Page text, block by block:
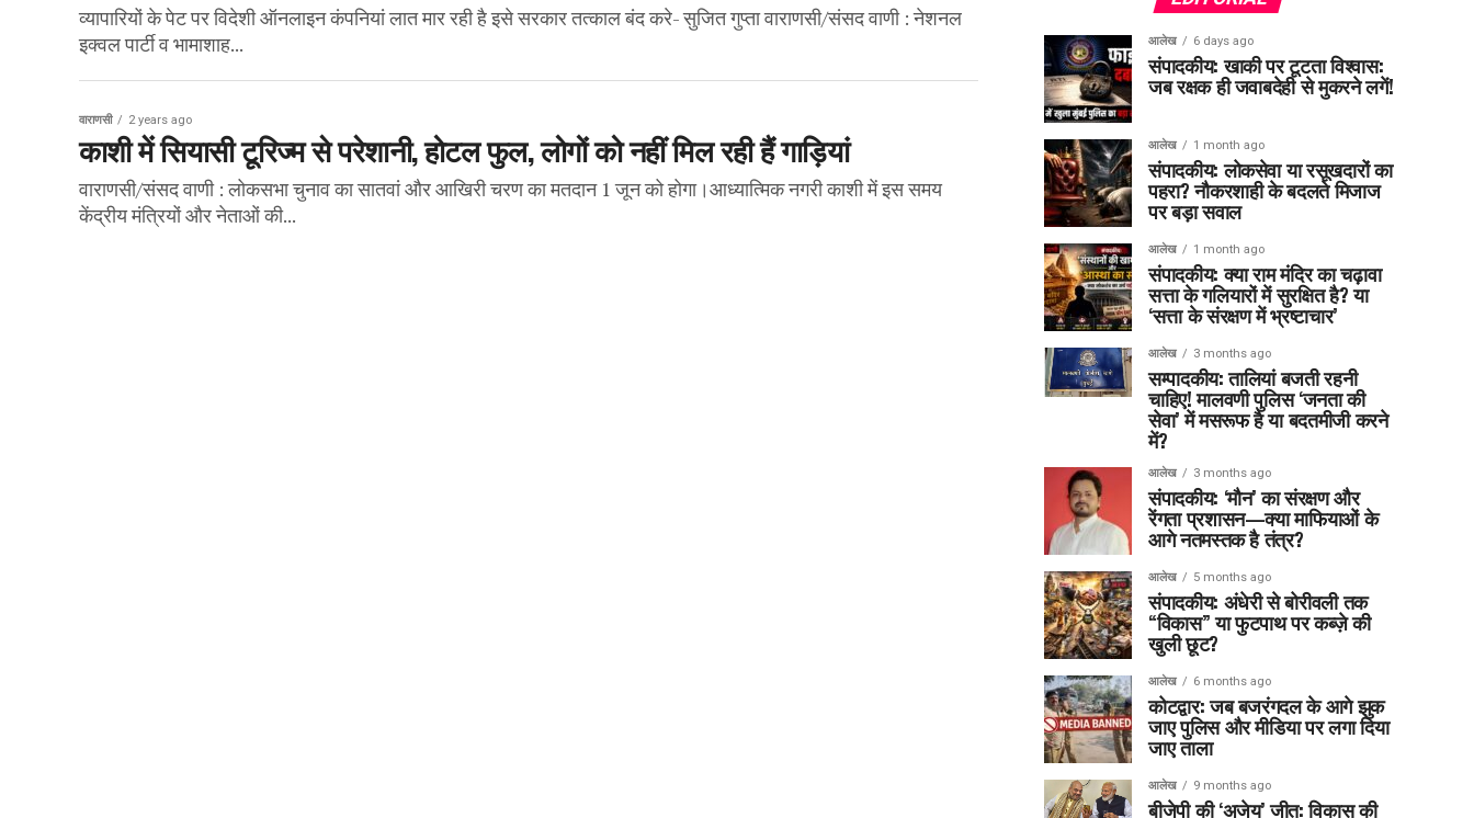
व्यापारियों के पेट पर विदेशी ऑनलाइन कंपनियां लात मार रही है इसे सरकार तत्काल बंद करे- सुजित गुप्ता वाराणसी/संसद वाणी : नेशनल
इक्वल पार्टी व भामाशाह...
वाराणसी 2 years ago
काशी में सियासी टूरिज्म से परेशानी, होटल फुल, लोगों को नहीं मिल रही हैं गाड़ियां
वाराणसी/संसद वाणी : लोकसभा चुनाव का सातवां और आखिरी चरण का मतदान 1 जून को होगा।आध्यात्मिक नगरी काशी में इस समय
केंद्रीय मंत्रियों और नेताओं की...
आलेख 6 days ago
संपादकीय: खाकी पर टूटता विश्वास:
जब रक्षक ही जवाबदेही से मुकरने लगें!
आलेख 1 month ago
संपादकीय: लोकसेवा या रसूखदारों का
पहरा? नौकरशाही के बदलते मिजाज
पर बड़ा सवाल
आलेख 1 month ago
संपादकीय: क्या राम मंदिर का चढ़ावा
सत्ता के गलियारों में सुरक्षित है? या
‘सत्ता के संरक्षण में भ्रष्टाचार’
आलेख 3 months ago
सम्पादकीय: तालियां बजती रहनी
चाहिए! मालवणी पुलिस ‘जनता की
सेवा’ में मसरूफ है या बदतमीजी करने
में?
आलेख 3 months ago
संपादकीय: ‘मौन’ का संरक्षण और
रेंगता प्रशासन—क्या माफियाओं के
आगे नतमस्तक है तंत्र?
आलेख 5 months ago
संपादकीय: अंधेरी से बोरीवली तक
“विकास” या फुटपाथ पर कब्ज़े की
खुली छूट?
आलेख 6 months ago
कोटद्वार: जब बजरंगदल के आगे झुक
जाए पुलिस और मीडिया पर लगा दिया
जाए ताला
आलेख 9 months ago
बीजेपी की ‘अजेय’ जीत: विकास की